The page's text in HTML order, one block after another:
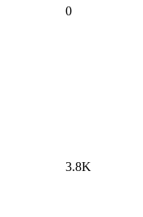
0
3.8K